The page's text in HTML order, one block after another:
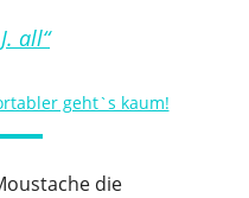
all“
geht`s kaum!
die